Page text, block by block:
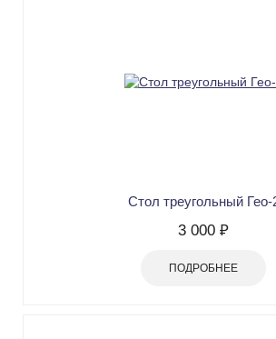
Стол треугольный Гео-
3 000 ₽
ПОДРОБНЕЕ